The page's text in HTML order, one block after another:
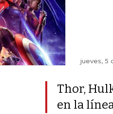
jueves, 5
Thor,
en la